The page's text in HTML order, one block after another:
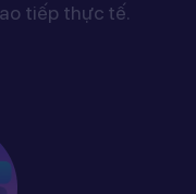
tiếp thực tế.